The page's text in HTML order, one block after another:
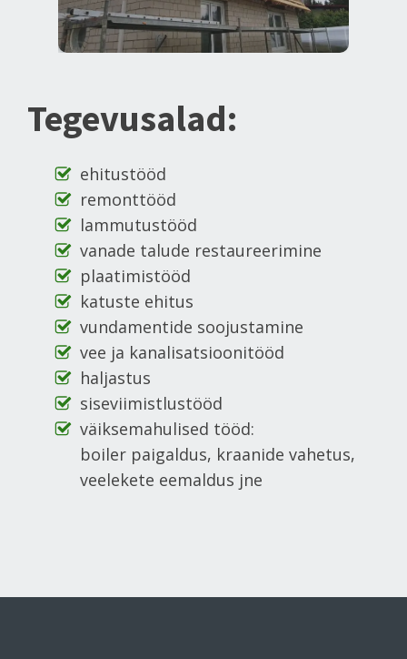
Tegevusalad:
ehitustööd
remonttööd
lammutustööd
vanade talude restaureerimine
plaatimistööd
katuste ehitus
vundamentide soojustamine
vee ja kanalisatsioonitööd
haljastus
siseviimistlustööd
väiksemahulised tööd:
boiler paigaldus, kraanide vahetus,
veelekete eemaldus jne